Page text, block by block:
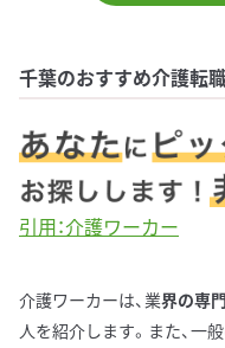
千葉のおすすめ介護転
引用：介護ワーカー
介護ワーカーは、業界の専
人を紹介します。また、一